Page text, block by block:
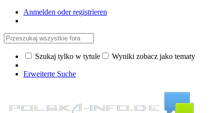
Anmelden oder registrieren
Szukaj tylko w tytule Wyniki zobacz jako tematy
Erweiterte Suche